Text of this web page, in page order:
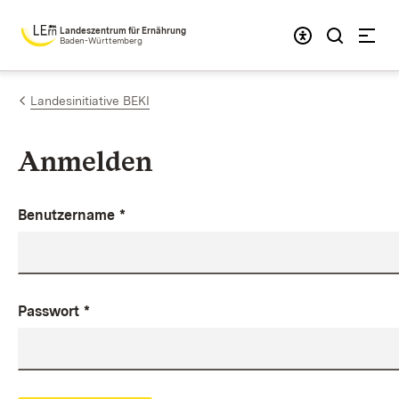
Zum Inhalt springen
Landeszentrum für Ernährung
Baden-Württemberg
Landesinitiative BEKI
Anmelden
Benutzername *
Passwort *